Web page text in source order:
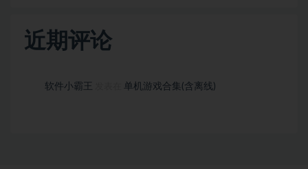
近期评论
软件小霸王 单机游戏合集(含离线)